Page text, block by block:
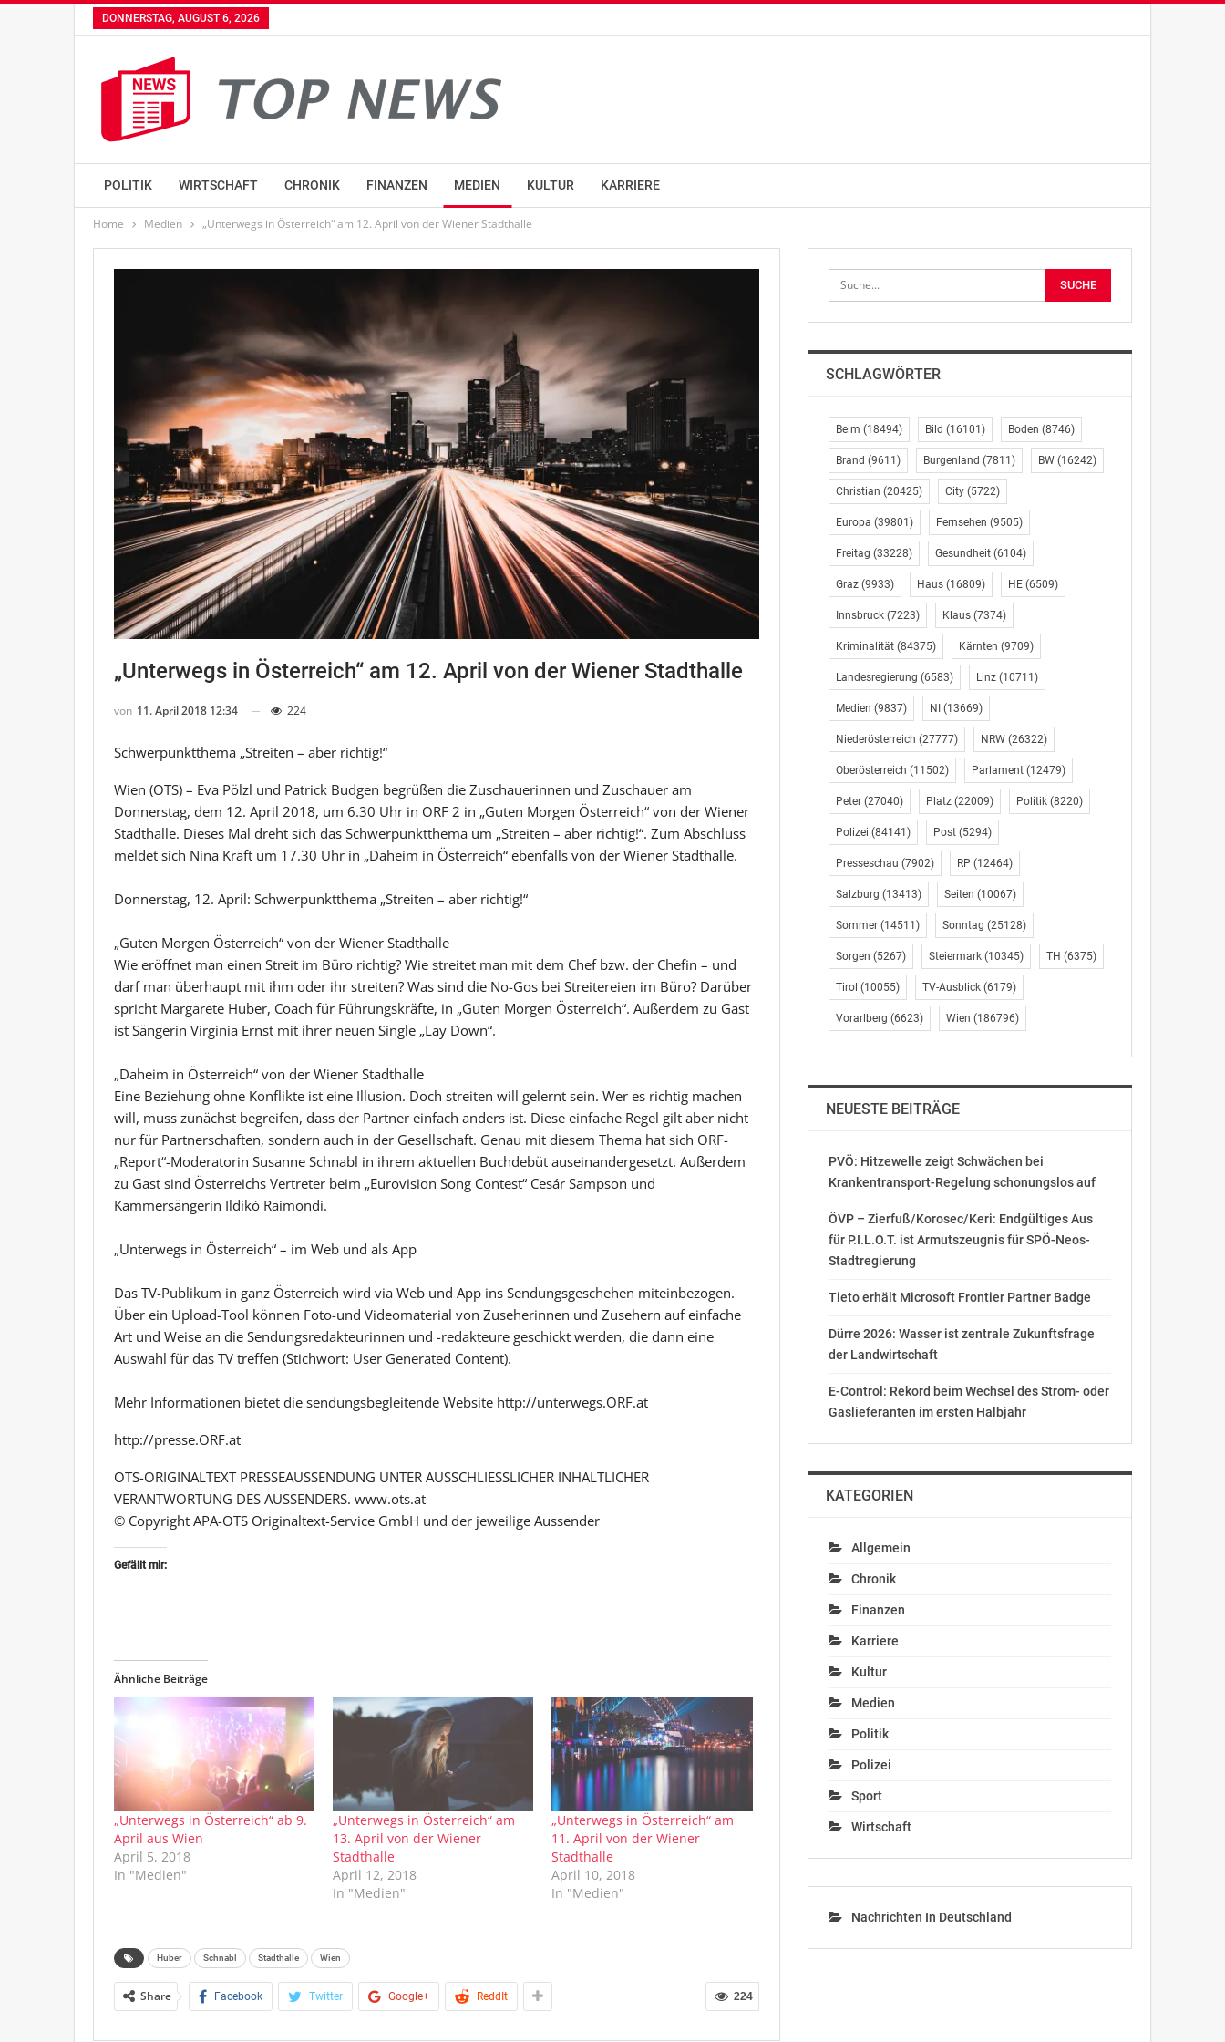
DONNERSTAG, AUGUST 6, 2026
POLITIK WIRTSCHAFT CHRONIK FINANZEN MEDIEN KULTUR KARRIERE
Home Medien „Unterwegs in Österreich“ am 12. April von der Wiener Stadthalle
„Unterwegs in Österreich“ am 12. April von der Wiener Stadthalle
von 11. April 2018 12:34 224
Schwerpunktthema „Streiten – aber richtig!“
Wien (OTS) – Eva Pölzl und Patrick Budgen begrüßen die Zuschauerinnen und Zuschauer am
Donnerstag, dem 12. April 2018, um 6.30 Uhr in ORF 2 in „Guten Morgen Österreich“ von der Wiener
Stadthalle. Dieses Mal dreht sich das Schwerpunktthema um „Streiten – aber richtig!“. Zum Abschluss
meldet sich Nina Kraft um 17.30 Uhr in „Daheim in Österreich“ ebenfalls von der Wiener Stadthalle.
Donnerstag, 12. April: Schwerpunktthema „Streiten – aber richtig!“
„Guten Morgen Österreich“ von der Wiener Stadthalle
Wie eröffnet man einen Streit im Büro richtig? Wie streitet man mit dem Chef bzw. der Chefin – und
darf man überhaupt mit ihm oder ihr streiten? Was sind die No-Gos bei Streitereien im Büro? Darüber
spricht Margarete Huber, Coach für Führungskräfte, in „Guten Morgen Österreich“. Außerdem zu Gast
ist Sängerin Virginia Ernst mit ihrer neuen Single „Lay Down“.
„Daheim in Österreich“ von der Wiener Stadthalle
Eine Beziehung ohne Konflikte ist eine Illusion. Doch streiten will gelernt sein. Wer es richtig machen
will, muss zunächst begreifen, dass der Partner einfach anders ist. Diese einfache Regel gilt aber nicht
nur für Partnerschaften, sondern auch in der Gesellschaft. Genau mit diesem Thema hat sich ORF-
„Report“-Moderatorin Susanne Schnabl in ihrem aktuellen Buchdebüt auseinandergesetzt. Außerdem
zu Gast sind Österreichs Vertreter beim „Eurovision Song Contest“ Cesár Sampson und
Kammersängerin Ildikó Raimondi.
„Unterwegs in Österreich“ – im Web und als App
Das TV-Publikum in ganz Österreich wird via Web und App ins Sendungsgeschehen miteinbezogen.
Über ein Upload-Tool können Foto-und Videomaterial von Zuseherinnen und Zusehern auf einfache
Art und Weise an die Sendungsredakteurinnen und -redakteure geschickt werden, die dann eine
Auswahl für das TV treffen (Stichwort: User Generated Content).
Mehr Informationen bietet die sendungsbegleitende Website http://unterwegs.ORF.at
http://presse.ORF.at
OTS-ORIGINALTEXT PRESSEAUSSENDUNG UNTER AUSSCHLIESSLICHER INHALTLICHER
VERANTWORTUNG DES AUSSENDERS. www.ots.at
© Copyright APA-OTS Originaltext-Service GmbH und der jeweilige Aussender
Gefällt mir:
Ähnliche Beiträge
„Unterwegs in Österreich“ ab 9.
April aus Wien
April 5, 2018
In "Medien"
„Unterwegs in Österreich“ am
13. April von der Wiener
Stadthalle
April 12, 2018
In "Medien"
„Unterwegs in Österreich“ am
11. April von der Wiener
Stadthalle
April 10, 2018
In "Medien"
Huber Schnabl Stadthalle Wien
224
Share Facebook Twitter Google+ ReddIt
SCHLAGWÖRTER
Beim (18494) Bild (16101) Boden (8746)
Brand (9611) Burgenland (7811) BW(16242)
Christian (20425) City(5722)
Europa (39801) Fernsehen (9505)
Freitag (33228) Gesundheit(6104)
Graz(9933) Haus(16809) HE(6509)
Innsbruck(7223) Klaus(7374)
Kriminalität(84375) Kärnten (9709)
Landesregierung (6583) Linz(10711)
Medien (9837) NI (13669)
Niederösterreich (27777) NRW(26322)
Oberösterreich (11502) Parlament(12479)
Peter(27040) Platz(22009) Politik(8220)
Polizei (84141) Post(5294)
Presseschau (7902) RP (12464)
Salzburg (13413) Seiten (10067)
Sommer(14511) Sonntag (25128)
Sorgen (5267) Steiermark(10345) TH (6375)
Tirol (10055) TV-Ausblick(6179)
Vorarlberg (6623) Wien (186796)
NEUESTE BEITRÄGE
PVÖ: Hitzewelle zeigt Schwächen bei
Krankentransport-Regelung schonungslos auf
ÖVP – Zierfuß/Korosec/Keri: Endgültiges Aus
für P.I.L.O.T. ist Armutszeugnis für SPÖ-Neos-
Stadtregierung
Tieto erhält Microsoft Frontier Partner Badge
Dürre 2026: Wasser ist zentrale Zukunftsfrage
der Landwirtschaft
E-Control: Rekord beim Wechsel des Strom- oder
Gaslieferanten im ersten Halbjahr
KATEGORIEN
Allgemein
Chronik
Finanzen
Karriere
Kultur
Medien
Politik
Polizei
Sport
Wirtschaft
Nachrichten In Deutschland